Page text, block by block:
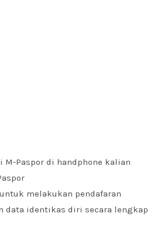
M-Paspor di handphone kalian
melakukan pendafaran
data identikas diri secara lengkap